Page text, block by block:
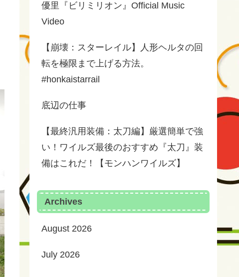
優里『ビリミリオン』Official Music
Video
【崩壊：スターレイル】人形ヘルタの回
転を極限まで上げる方法。
#honkaistarrail
底辺の仕事
【最終汎用装備：太刀編】厳選簡単で強
い！ワイルズ最後のおすすめ『太刀』装
備はこれだ！【モンハンワイルズ】
Archives
August 2026
July 2026